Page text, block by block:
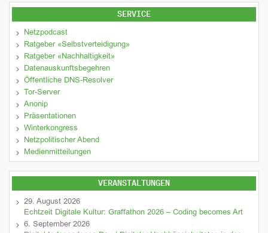
SERVICE
Netzpodcast
Ratgeber «Selbstverteidigung»
Ratgeber «Nachhaltigkeit»
Datenauskunftsbegehren
Öffentliche DNS-Resolver
Tor-Server
Anonip
Präsentationen
Winterkongress
Netzpolitischer Abend
Medienmitteilungen
VERANSTALTUNGEN
29. August 2026
Echtzeit Digitale Kultur: Graffathon 2026 – Coding becomes Art
6. September 2026